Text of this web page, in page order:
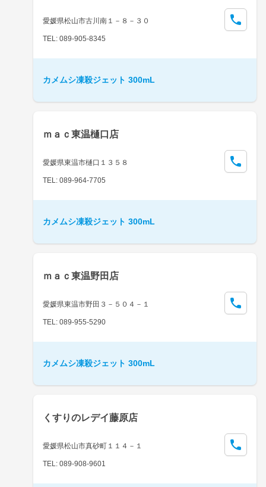
愛媛県松山市古川南１－８－３０
TEL: 089-905-8345
カメムシ凍殺ジェット 300mL
ｍａｃ東温樋口店
愛媛県東温市樋口１３５８
TEL: 089-964-7705
カメムシ凍殺ジェット 300mL
ｍａｃ東温野田店
愛媛県東温市野田３－５０４－１
TEL: 089-955-5290
カメムシ凍殺ジェット 300mL
くすりのレデイ藤原店
愛媛県松山市真砂町１１４－１
TEL: 089-908-9601